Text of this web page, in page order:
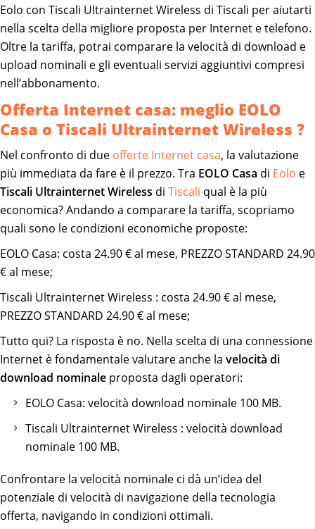
Eolo con Tiscali Ultrainternet Wireless di Tiscali per aiutarti
nella scelta della migliore proposta per Internet e telefono.
Oltre la tariffa, potrai comparare la velocità di download e
upload nominali e gli eventuali servizi aggiuntivi compresi
nell’abbonamento.
Offerta Internet casa: meglio EOLO
Casa o Tiscali Ultrainternet Wireless ?
Nel confronto di due offerte Internet casa, la valutazione
più immediata da fare è il prezzo. Tra EOLO Casa di Eolo e
Tiscali Ultrainternet Wireless di Tiscali qual è la più
economica? Andando a comparare la tariffa, scopriamo
quali sono le condizioni economiche proposte:
EOLO Casa: costa 24.90 € al mese, PREZZO STANDARD 24.90
€ al mese;
Tiscali Ultrainternet Wireless : costa 24.90 € al mese,
PREZZO STANDARD 24.90 € al mese;
Tutto qui? La risposta è no. Nella scelta di una connessione
Internet è fondamentale valutare anche la velocità di
download nominale proposta dagli operatori:
EOLO Casa: velocità download nominale 100 MB.
Tiscali Ultrainternet Wireless : velocità download
nominale 100 MB.
Confrontare la velocità nominale ci dà un’idea del
potenziale di velocità di navigazione della tecnologia
offerta, navigando in condizioni ottimali.